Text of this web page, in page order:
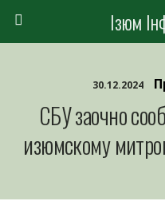
Ізюм
30.12.2024
СБУ заочно
изюмскому